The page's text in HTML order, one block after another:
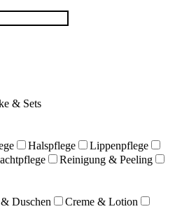
& Sets
Halspflege
Lippenpflege
Reinigung & Peeling
Duschen
Creme & Lotion